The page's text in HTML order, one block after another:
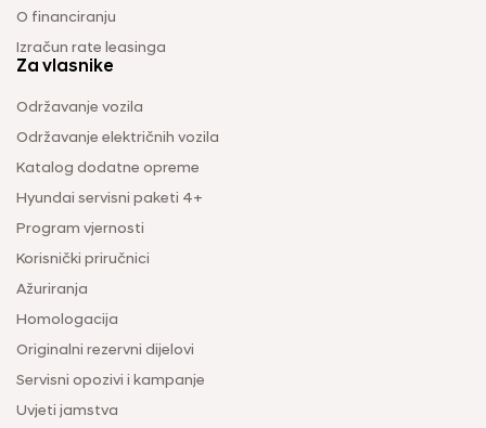
O financiranju
Izračun rate leasinga
Za vlasnike
Održavanje vozila
Održavanje električnih vozila
Katalog dodatne opreme
Hyundai servisni paketi 4+
Program vjernosti
Korisnički priručnici
Ažuriranja
Homologacija
Originalni rezervni dijelovi
Servisni opozivi i kampanje
Uvjeti jamstva